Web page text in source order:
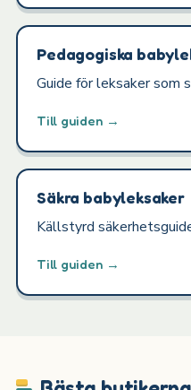
Pedagogiska
Guide för leksaker som
Till guiden →
Säkra babyleksaker
Källstyrd
Till guiden →